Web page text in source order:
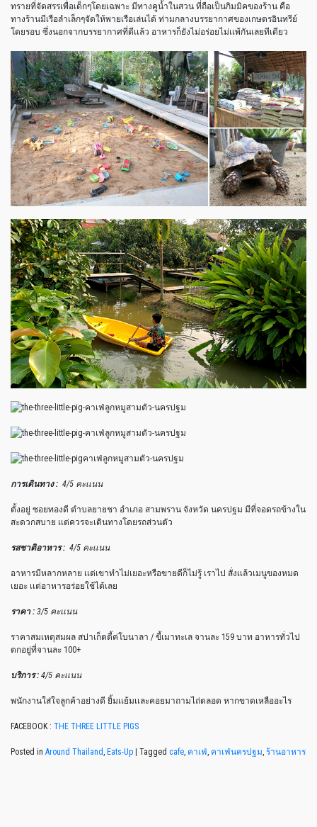
ทรายที่จัดสรรเพื่อเด็กๆโดยเฉพาะ มีทางคูน้ำในสวน ที่ถือเป็นกิมมิคของร้าน คือ
ทางร้านมีเรือลำเล็กๆจัดให้พายเรือเล่นได้ ท่ามกลางบรรยากาศของเกษตรอินทรีย์
โดยรอบ ซึ่งนอกจากบรรยากาศที่ดีเเล้ว อาหารก็ยังไม่อร่อยไม่เเพ้กันเลยทีเดียว
การเดินทาง : 4/5 คะเเนน
ตั้งอยู่ ซอยทองดี ตำบลยายชา อำเภอ สามพราน จังหวัด นครปฐม มีที่จอดรถข้างใน
สะดวกสบาย เเต่ควรจะเดินทางโดยรถส่วนตัว
รสชาติอาหาร : 4/5 คะเเนน
อาหารมีหลากหลาย เเต่เขาทำไม่เยอะหรือขายดีก็ไม่รู้ เราไป สั่งเเล้วเมนูของหมด
เยอะ เเต่อาหารอร่อยใช้ได้เลย
ราคา : 3/5 คะเเนน
ราคาสมเหตุสมผล สปาเก็ตตี้ค่โบนาลา / ขี้เมาทะเล จานละ 159 บาท อาหารทั่วไป
ตกอยู่ที่จานละ 100+
บริการ : 4/5 คะเเนน
พนักงานใส่ใจลูกค้าอย่างดี ยิ้มเเย้มเเละคอยมาถามไถ่ตลอด หากขาดเหลืออะไร
FACEBOOK : THE THREE LITTLE PIGS
Posted in Around Thailand, Eats-Up | Tagged cafe, คาเฟ่, คาเฟ่นครปฐม, ร้านอาหาร